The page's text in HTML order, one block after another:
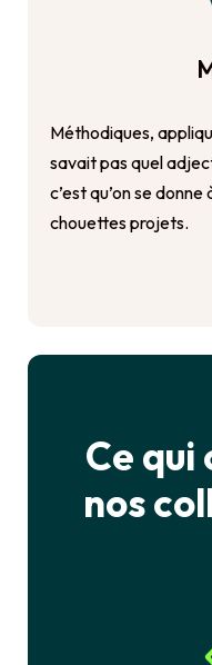
Méthodiques,
savait pas quel
c’est qu’on se
chouettes projets.
Ce
nos